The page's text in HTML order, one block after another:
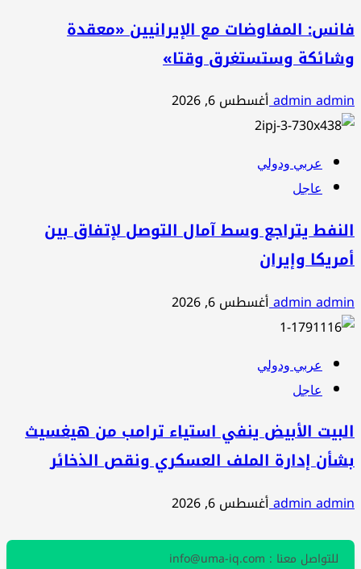
فانس: المفاوضات مع الإيرانيين «معقدة
وشائكة وستستغرق وقتا»
admin adminأغسطس 6, 2026
عربي ودولي
عاجل
النفط يتراجع وسط آمال التوصل لإتفاق بين
أمريكا وإيران
admin adminأغسطس 6, 2026
عربي ودولي
عاجل
البيت الأبيض ينفي استياء ترامب من هيغسيث
بشأن إدارة الملف العسكري ونقص الذخائر
admin adminأغسطس 6, 2026
للتواصل معنا : info@uma-iq.com